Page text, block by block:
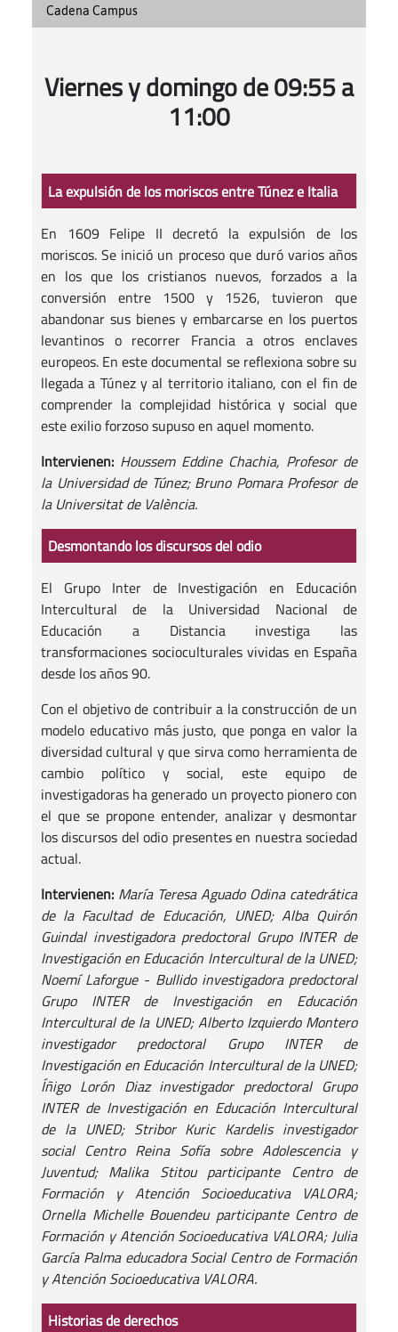
Cadena Campus
Viernes y domingo de 09:55 a
11:00
La expulsión de los moriscos entre Túnez e Italia
En 1609 Felipe II decretó la expulsión de los
moriscos. Se inició un proceso que duró varios años
en los que los cristianos nuevos, forzados a la
conversión entre 1500 y 1526, tuvieron que
abandonar sus bienes y embarcarse en los puertos
levantinos o recorrer Francia a otros enclaves
europeos. En este documental se reflexiona sobre su
llegada a Túnez y al territorio italiano, con el fin de
comprender la complejidad histórica y social que
este exilio forzoso supuso en aquel momento.
Intervienen: Houssem Eddine Chachia, Profesor de
la Universidad de Túnez; Bruno Pomara Profesor de
la Universitat de València.
Desmontando los discursos del odio
El Grupo Inter de Investigación en Educación
Intercultural de la Universidad Nacional de
Educación a Distancia investiga las
transformaciones socioculturales vividas en España
desde los años 90.
Con el objetivo de contribuir a la construcción de un
modelo educativo más justo, que ponga en valor la
diversidad cultural y que sirva como herramienta de
cambio político y social, este equipo de
investigadoras ha generado un proyecto pionero con
el que se propone entender, analizar y desmontar
los discursos del odio presentes en nuestra sociedad
actual.
Intervienen: María Teresa Aguado Odina catedrática
de la Facultad de Educación, UNED; Alba Quirón
Guindal investigadora predoctoral Grupo INTER de
Investigación en Educación Intercultural de la UNED;
Noemí Laforgue - Bullido investigadora predoctoral
Grupo INTER de Investigación en Educación
Intercultural de la UNED; Alberto Izquierdo Montero
investigador predoctoral Grupo INTER de
Investigación en Educación Intercultural de la UNED;
Íñigo Lorón Diaz investigador predoctoral Grupo
INTER de Investigación en Educación Intercultural
de la UNED; Stribor Kuric Kardelis investigador
social Centro Reina Sofía sobre Adolescencia y
Juventud; Malika Stitou participante Centro de
Formación y Atención Socioeducativa VALORA;
Ornella Michelle Bouendeu participante Centro de
Formación y Atención Socioeducativa VALORA; Julia
García Palma educadora Social Centro de Formación
y Atención Socioeducativa VALORA.
Historias de derechos